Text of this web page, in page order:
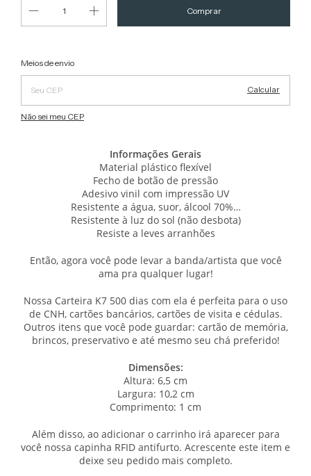
Entregas para o CEP:
Meios de envio
Calcular
Não sei meu CEP
Informações Gerais
Material plástico flexível
Fecho de botão de pressão
Adesivo vinil com impressão UV
Resistente a água, suor, álcool 70%…
Resistente à luz do sol (não desbota)
Resiste a leves arranhões
Então, agora você pode levar a banda/artista que você
ama pra qualquer lugar!
Nossa Carteira K7 500 dias com ela é perfeita para o uso
de CNH, cartões bancários, cartões de visita e cédulas.
Outros itens que você pode guardar: cartão de memória,
brincos, preservativo e até mesmo seu chá preferido!
Dimensões:
Altura: 6,5 cm
Largura: 10,2 cm
Comprimento: 1 cm
Além disso, ao adicionar o carrinho irá aparecer para
você nossa capinha RFID antifurto. Acrescente este item e
deixe seu pedido mais completo.